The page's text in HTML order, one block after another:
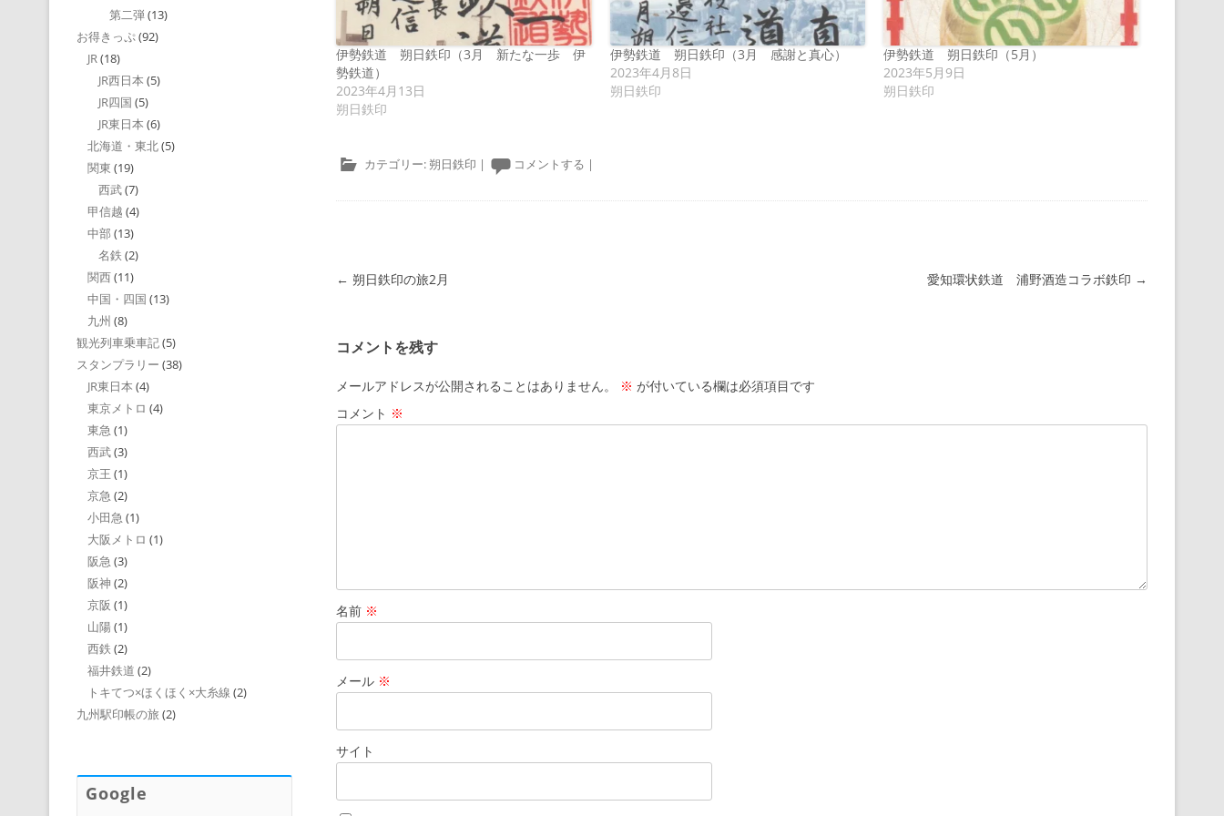
伊勢鉄道 朔日鉄印（3月 新たな一歩 伊
勢鉄道）
2023年4月13日
朔日鉄印
伊勢鉄道 朔日鉄印（3月 感謝と真心）
2023年4月8日
朔日鉄印
伊勢鉄道 朔日鉄印（5月）
2023年5月9日
朔日鉄印
カテゴリー:朔日鉄印 | コメントする |
投稿ナビゲーション
← 朔日鉄印の旅2月 愛知環状鉄道 浦野酒造コラボ鉄印 →
コメントを残す
メールアドレスが公開されることはありません。 ※ が付いている欄は必須項目です
コメント ※
名前 ※
メール ※
サイト
第二弾(13)
お得きっぷ(92)
JR(18)
JR西日本 (5)
JR四国 (5)
JR東日本 (6)
北海道・東北(5)
関東 (19)
西武(7)
甲信越 (4)
中部 (13)
名鉄 (2)
関西(11)
中国・四国 (13)
九州 (8)
観光列車乗車記(5)
スタンプラリー (38)
JR東日本 (4)
東京メトロ (4)
東急 (1)
西武(3)
京王 (1)
京急 (2)
小田急 (1)
大阪メトロ (1)
阪急 (3)
阪神 (2)
京阪 (1)
山陽 (1)
西鉄 (2)
福井鉄道 (2)
トキてつ×ほくほく×大糸線 (2)
九州駅印帳の旅 (2)
Google